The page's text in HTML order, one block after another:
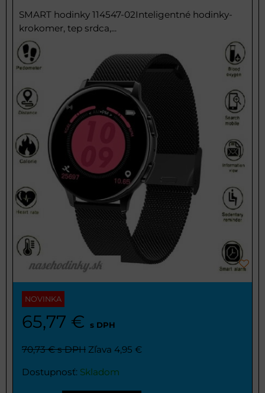
SMART hodinky 114547-02Inteligentné hodinky-
krokomer, tep srdca,...
NOVINKA
65,77 € s DPH
70,73 €s DPH Zľava 4,95 €
Dostupnosť: Skladom